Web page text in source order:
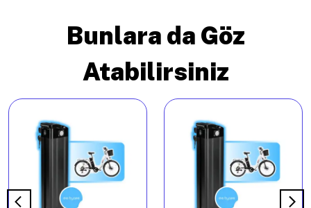
Bunlara da Göz
Atabilirsiniz